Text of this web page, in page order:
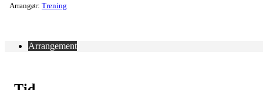
Arrangør: Trening
Arrangement